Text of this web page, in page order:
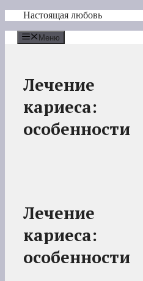
Перейти
содержимому
Настоящая любовь
Меню
Лечение
кариеса:
особенности
Лечение
кариеса:
особенности